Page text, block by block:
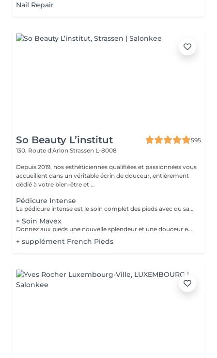
Nail Repair
So Beauty L’institut
595
130, Route d'Arlon Strassen L-8008
Depuis 2019, nos esthéticiennes qualifiées et passionnées vous
accueillent dans un véritable écrin de douceur, entièrement
dédié à votre bien-être et ...
Pédicure Intense
La pédicure intense est le soin complet des pieds avec ou sans souci particulier. Elle comprend : bain de pied, pousse et coupe des cuticules, coupe et limage des ongles, travail des callosités et/ou cors au bistouri/crédo, rape, gommage, massage avec crème de soin. La pose de vernis transparent est incluse si souhaitée.
+ Soin Mavex
Donnez aux pieds une nouvelle splendeur et une douceur extraordinaire grâce à un traitement agréable et relaxant. Mavex Calluspeeling® est un soin professionnel pour la beauté des pieds qui permet d'obtenir des résultats immédiats et incroyables avec une seule séance. Rapide, facile, et efficace ! Mavex Calluspeeling® peut être réalisé seul comme une pédicure classique mais sans lame ni fraise, ou proposé en complément en cabine lors d'un soin visage (lors de la pose d'un masque), soin corps (lors d'un enveloppement), ou d'un soin des ongles et des cuticules.
+ supplément French Pieds